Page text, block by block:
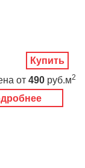
от 490 руб.м2
Купить